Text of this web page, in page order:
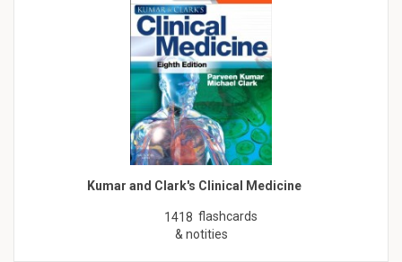
Kumar and Clark's Clinical Medicine
1418 flashcards
& notities